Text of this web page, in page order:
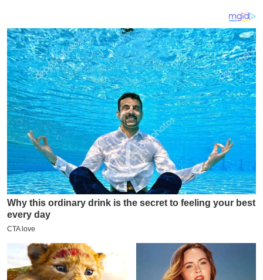
P
L
2
0
2
6
क्रा
इ
ई
-
पे
प
र
सा